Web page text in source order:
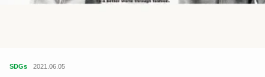
SDGs 2021.06.05